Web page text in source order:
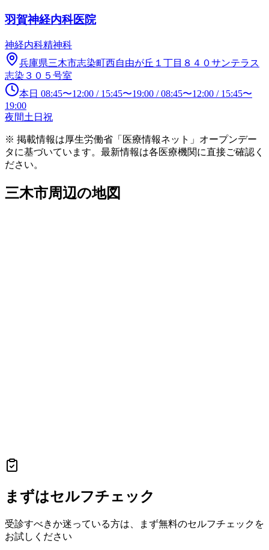
羽賀神経内科医院
神経内科精神科
兵庫県三木市志染町西自由が丘１丁目８４０サンテラス
志染３０５号室
本日 08:45〜12:00 / 15:45〜19:00 /08:45〜12:00 / 15:45〜
19:00
夜間土日祝
※ 掲載情報は厚生労働省「医療情報ネット」オープンデー
タに基づいています。最新情報は各医療機関に直接ご確認く
ださい。
三木市周辺の地図
まずはセルフチェック
受診すべきか迷っている方は、まず無料のセルフチェックを
お試しください